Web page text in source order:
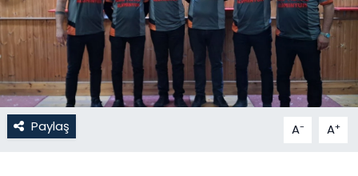
Paylaş A- A+
KKTC YEREL SEÇİM 2018
Kültür Sanat
Magazin